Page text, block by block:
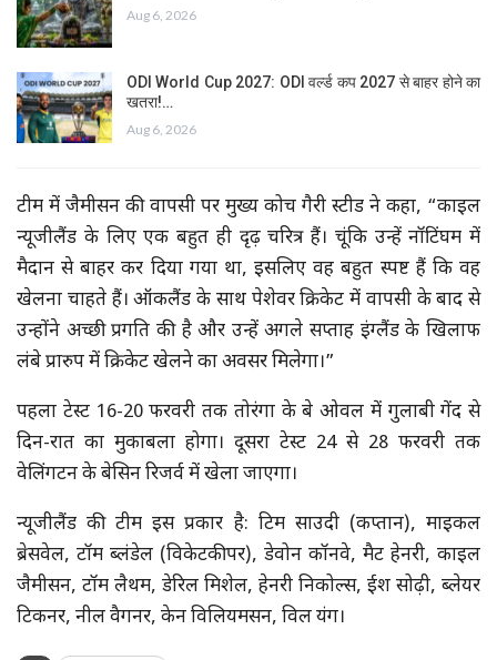
Aug 6, 2026
ODI World Cup 2027: ODI वर्ल्ड कप 2027 से बाहर होने का
खतरा!…
Aug 6, 2026
टीम में जैमीसन की वापसी पर मुख्य कोच गैरी स्टीड ने कहा, “काइल
न्यूजीलैंड के लिए एक बहुत ही दृढ़ चरित्र हैं। चूंकि उन्हें नॉटिंघम में
मैदान से बाहर कर दिया गया था, इसलिए वह बहुत स्पष्ट हैं कि वह
खेलना चाहते हैं। ऑकलैंड के साथ पेशेवर क्रिकेट में वापसी के बाद से
उन्होंने अच्छी प्रगति की है और उन्हें अगले सप्ताह इंग्लैंड के खिलाफ
लंबे प्रारुप में क्रिकेट खेलने का अवसर मिलेगा।”
पहला टेस्ट 16-20 फरवरी तक तोरंगा के बे ओवल में गुलाबी गेंद से
दिन-रात का मुकाबला होगा। दूसरा टेस्ट 24 से 28 फरवरी तक
वेलिंगटन के बेसिन रिजर्व में खेला जाएगा।
न्यूजीलैंड की टीम इस प्रकार है: टिम साउदी (कप्तान), माइकल
ब्रेसवेल, टॉम ब्लंडेल (विकेटकीपर), डेवोन कॉनवे, मैट हेनरी, काइल
जैमीसन, टॉम लैथम, डेरिल मिशेल, हेनरी निकोल्स, ईश सोढ़ी, ब्लेयर
टिकनर, नील वैगनर, केन विलियमसन, विल यंग।